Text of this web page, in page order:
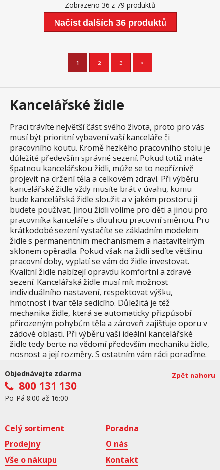
Zobrazeno 36 z 79 produktů
Načíst dalších 36 produktů
1 2 3 >
Kancelářské židle
Prací trávíte největší část svého života, proto pro vás
musí být prioritní vybavení vaší kanceláře či
pracovního koutu. Kromě hezkého pracovního stolu je
důležité především správné sezení. Pokud totiž máte
špatnou kancelářskou židli, může se to nepříznivě
projevit na držení těla a celkovém zdraví. Při výběru
kancelářské židle vždy musíte brát v úvahu, komu
bude kancelářská židle sloužit a v jakém prostoru ji
budete používat. Jinou židli volíme pro děti a jinou pro
pracovníka kanceláře s dlouhou pracovní směnou. Pro
krátkodobé sezení vystačíte se základním modelem
židle s permanentním mechanismem a nastavitelným
sklonem opěradla. Pokud však na židli sedíte většinu
pracovní doby, vyplatí se vám do židle investovat.
Kvalitní židle nabízejí opravdu komfortní a zdravé
sezení. Kancelářská židle musí mít možnost
individuálního nastavení, respektovat výšku,
hmotnost i tvar těla sedícího. Důležitá je též
mechanika židle, která se automaticky přizpůsobí
přirozeným pohybům těla a zároveň zajišťuje oporu v
zádové oblasti. Při výběru vaši ideální kancelářské
židle tedy berte na vědomí především mechaniku židle,
nosnost a její rozměry. S ostatním vám rádi poradíme.
Objednávejte zdarma
800 131 130
Po-Pá 8:00 až 16:00
Zpět nahoru
Celý sortiment
Poradna
Prodejny
O nás
Vše o nákupu
Kontakt